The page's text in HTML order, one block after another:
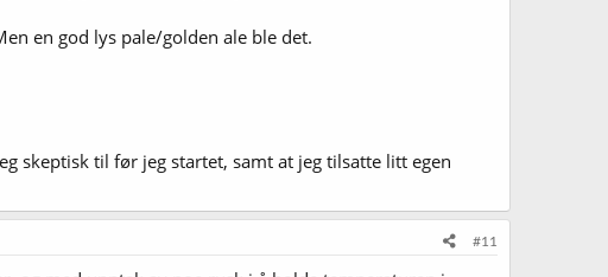
en god lys pale/golden ale ble det.
skeptisk til før jeg startet, samt at jeg tilsatte litt egen
#11